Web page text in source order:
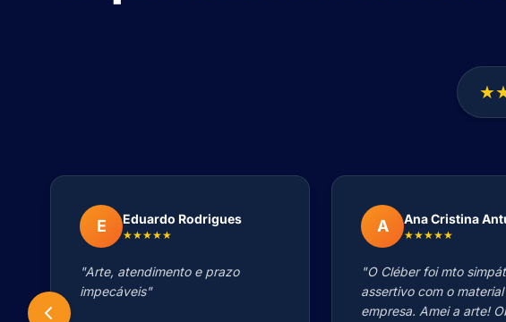
E Eduardo Rodrigues
★★★★★
"Arte, atendimento e prazo
impecáveis"
A Ana Cristina
★★★★★
"O Cléber foi mto
assertivo com o
empresa. Amei a arte!